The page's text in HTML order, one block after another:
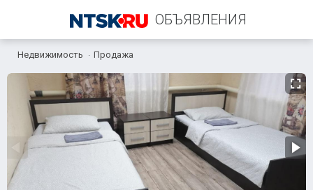
ОБЪЯВЛЕНИЯ
+7 (958) 838-38-73
Недвижимость Продажа